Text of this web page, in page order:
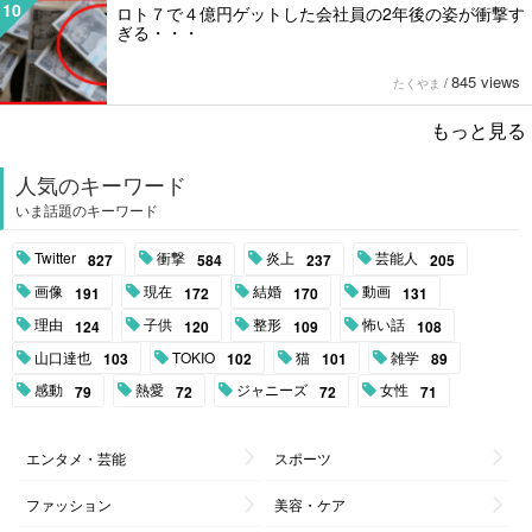
10
ロト７で４億円ゲットした会社員の2年後の姿が衝撃す
ぎる・・・
たくやま / 845 views
もっと見る
人気のキーワード
いま話題のキーワード
Twitter 827 衝撃 584 炎上 237 芸能人 205
画像 191 現在 172 結婚 170 動画 131
理由 124 子供 120 整形 109 怖い話 108
山口達也 103 TOKIO 102 猫 101 雑学 89
感動 79 熱愛 72 ジャニーズ 72 女性 71
エンタメ・芸能 スポーツ
ファッション 美容・ケア